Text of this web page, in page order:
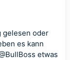
gelesen oder
es kann
etwas